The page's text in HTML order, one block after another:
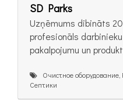
SD Parks
Uzņēmums dibināts
profesionāls
pakalpojumu un
Очистное оборудование,
Септики